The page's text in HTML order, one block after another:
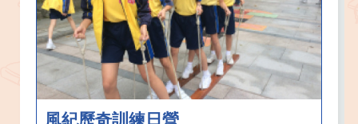
風紀歷奇訓練日營